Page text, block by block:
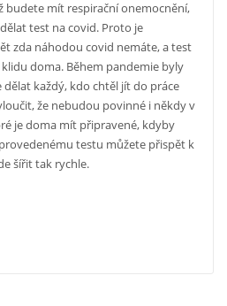
budete mít respirační onemocnění,
test na covid. Proto je
zda náhodou covid nemáte, a test
doma. Během pandemie byly
každý, kdo chtěl jít do práce
že nebudou povinné i někdy v
je doma mít připravené, kdyby
testu můžete přispět k
šířit tak rychle.